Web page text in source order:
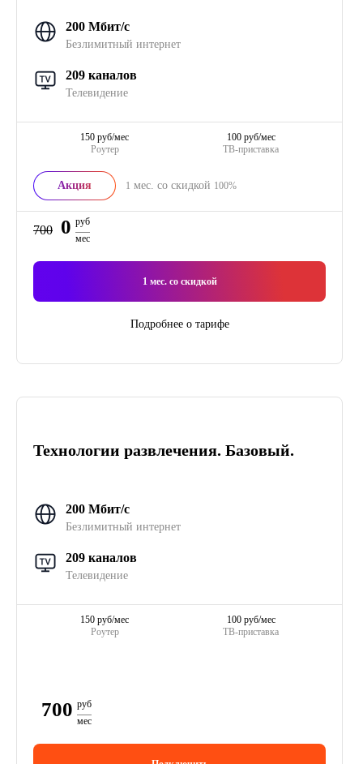
200 Мбит/с
Безлимитный интернет
209 каналов
Телевидение
Роутер
150 руб/мес
ТВ-приставка
100 руб/мес
Акция 1 мес. со скидкой 100%
700 0 руб
мес
1мес. со скидкой
Подробнее о тарифе
Технологии развлечения. Базовый.
200 Мбит/с
Безлимитный интернет
209 каналов
Телевидение
Роутер
150 руб/мес
ТВ-приставка
100 руб/мес
700 руб
мес